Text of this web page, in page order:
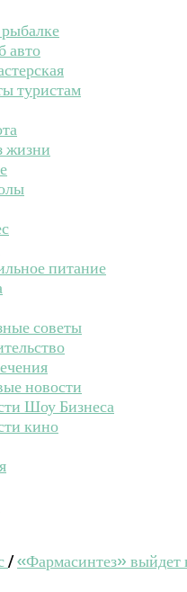
авто
туристам
жизни
питание
советы
новости
Шоу Бизнеса
кино
/«Фармасинтез» выйдет